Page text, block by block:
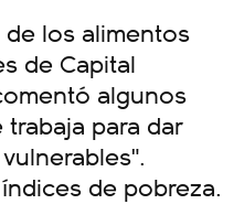
los alimentos
de Capital
algunos
para dar
de pobreza.